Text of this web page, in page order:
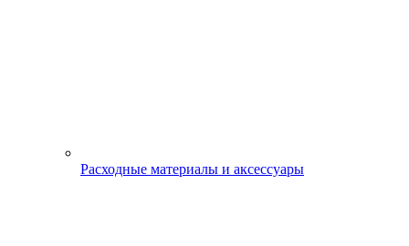
Расходные материалы и аксессуары